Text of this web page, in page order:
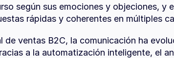
según sus emociones y objeciones, y
rápidas y coherentes en múltiples
de ventas B2C, la comunicación ha
a la automatización inteligente, el